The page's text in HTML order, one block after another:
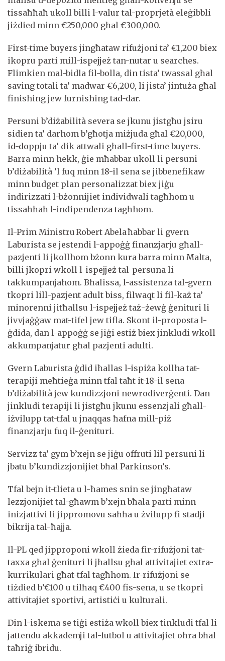
tissaħħaħ ukoll billi l-valur tal-proprjetà eleġibbli
jiżdied minn €250,000 għal €300,000.
First-time buyers jingħataw rifużjoni ta’ €1,200 biex
ikopru parti mill-ispejjeż tan-nutar u searches.
Flimkien mal-bidla fil-bolla, din tista’ twassal għal
saving totali ta’ madwar €6,200, li jista’ jintuża għal
finishing jew furnishing tad-dar.
Persuni b’diżabilità severa se jkunu jistgħu jsiru
sidien ta’ darhom b’għotja miżjuda għal €20,000,
id-doppju ta’ dik attwali għall-first-time buyers.
Barra minn hekk, ġie mħabbar ukoll li persuni
b’diżabilità ’l fuq minn 18-il sena se jibbenefikaw
minn budget plan personalizzat biex jiġu
indirizzati l-bżonnijiet individwali tagħhom u
tissaħħaħ l-indipendenza tagħhom.
Il-Prim Ministru Robert Abela ħabbar li gvern
Laburista se jestendi l-appoġġ finanzjarju għall-
pazjenti li jkollhom bżonn kura barra minn Malta,
billi jkopri wkoll l-ispejjeż tal-persuna li
takkumpanjahom. Bħalissa, l-assistenza tal-gvern
tkopri lill-pazjent adult biss, filwaqt li fil-każ ta’
minorenni jitħallsu l-ispejjeż taż-żewġ ġenituri li
jivvjaġġaw mat-tifel jew tifla. Skont il-proposta l-
ġdida, dan l-appoġġ se jiġi estiż biex jinkludi wkoll
akkumpanjatur għal pazjenti adulti.
Gvern Laburista ġdid iħallas l-ispiża kollha tat-
terapiji meħtieġa minn tfal taħt it-18-il sena
b’diżabilità jew kundizzjoni newrodiverġenti. Dan
jinkludi terapiji li jistgħu jkunu essenzjali għall-
iżvilupp tat-tfal u jnaqqas ħafna mill-piż
finanzjarju fuq il-ġenituri.
Servizz ta’ gym b’xejn se jiġu offruti lil persuni li
jbatu b’kundizzjonijiet bħal Parkinson’s.
Tfal bejn it-tlieta u l-ħames snin se jingħataw
lezzjonijiet tal-għawm b’xejn bħala parti minn
inizjattivi li jippromovu saħħa u żvilupp fi stadji
bikrija tal-ħajja.
Il-PL qed jipproponi wkoll żieda fir-rifużjoni tat-
taxxa għal ġenituri li jħallsu għal attivitajiet extra-
kurrikulari għat-tfal tagħhom. Ir-rifużjoni se
tiżdied b’€100 u tilħaq €400 fis-sena, u se tkopri
attivitajiet sportivi, artistiċi u kulturali.
Din l-iskema se tiġi estiża wkoll biex tinkludi tfal li
jattendu akkademji tal-futbol u attivitajiet oħra bħal
taħriġ ibridu.